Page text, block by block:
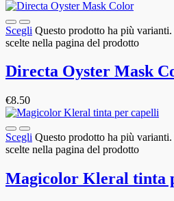
Scegli Questo prodotto ha più
scelte nella pagina del prodotto
Directa Oyster Mask
€8.50
Scegli Questo prodotto ha più
scelte nella pagina del prodotto
Magicolor Kleral tinta